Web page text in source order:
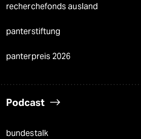
recherchefonds ausland
panterstiftung
panterpreis 2026
Podcast
bundestalk